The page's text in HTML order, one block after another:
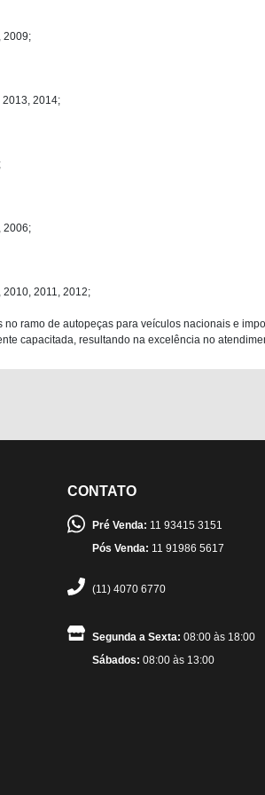
2009;
2013, 2014;
2006;
2011, 2012;
no ramo de autopeças para veículos nacionais e
capacitada, resultando na excelência no
CONTATO
Pré Venda: 11 93415 3151
Pós Venda: 11 91986 5617
(11) 4070 6770
Segunda a Sexta: 08:00 às 18:00
Sábados: 08:00 às 13:00